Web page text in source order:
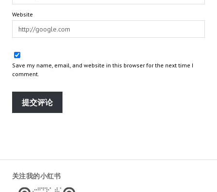
Website
Save my name, email, and website in this browser for the next time I
comment.
关注我的小红书